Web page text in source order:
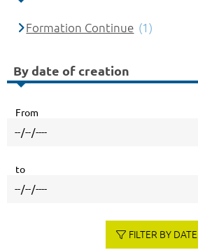
Formation Continue (1)
By date of creation
From
to
FILTER BY DATE